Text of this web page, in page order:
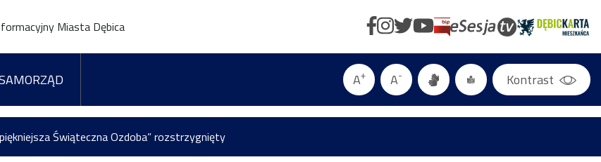
Miasta Dębica
A+ A- Kontrast
Świąteczna Ozdoba” rozstrzygnięty